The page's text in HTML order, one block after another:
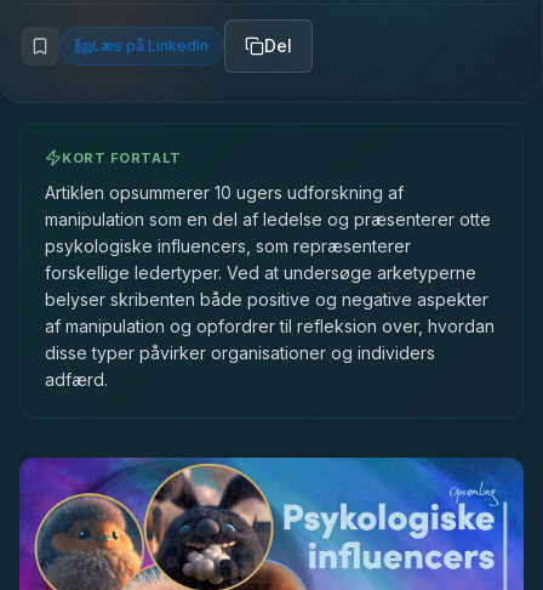
Læs på LinkedIn Del
KORT FORTALT
Artiklen opsummerer 10 ugers udforskning af
manipulation som en del af ledelse og præsenterer otte
psykologiske influencers, som repræsenterer
forskellige ledertyper. Ved at undersøge arketyperne
belyser skribenten både positive og negative aspekter
af manipulation og opfordrer til refleksion over, hvordan
disse typer påvirker organisationer og individers
adfærd.